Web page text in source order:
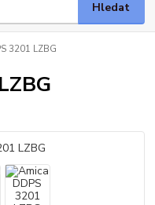
Hledat
3201 LZBG